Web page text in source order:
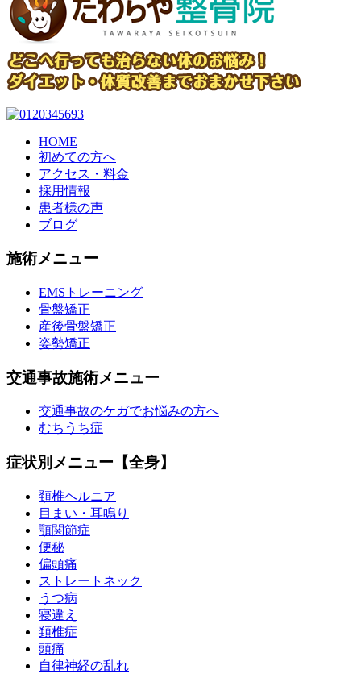
HOME
初めての方へ
アクセス・料金
採用情報
患者様の声
ブログ
施術メニュー
EMSトレーニング
骨盤矯正
産後骨盤矯正
姿勢矯正
交通事故施術メニュー
交通事故のケガでお悩みの方へ
むちうち症
症状別メニュー【全身】
頚椎ヘルニア
目まい・耳鳴り
顎関節症
便秘
偏頭痛
ストレートネック
うつ病
寝違え
頚椎症
頭痛
自律神経の乱れ